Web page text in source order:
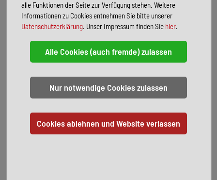
Automatische Fahrlichtschaltung mit Leaving Home / Coming-Home-
Außenspiegel elektr. verstell-, heiz- und anklappbar mit
Spiegelabsenkung rechts, Memory
Außenspiegel mit Umfeldleuchte und Projektionsfunktion
Außenspiegel schwarz lackiert
Chromeinfassung Fensterheberschalter / Spiegelverstellung /
Digital Cockpit PRO (Instrumentenanzeige digital)
Elektron. Stabilitäts-Programm (ESP) mit Bremskraftverstärker
alle Funktionen der Seite zur Verfügung stehen. Weitere
Informationen zu Cookies entnehmen Sie bitte unserer
Datenschutzerklärung. Unser Impressum finden Sie hier.